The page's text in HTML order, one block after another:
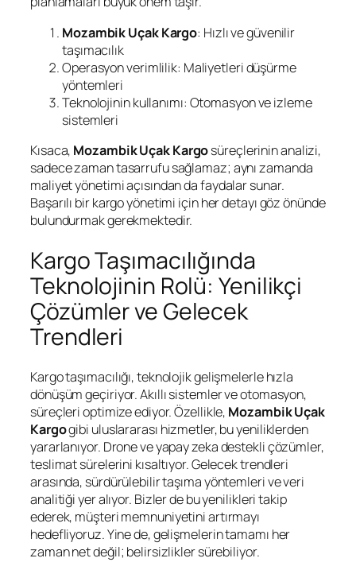
Mozambik Uçak Kargo: Hızlı ve güvenilir
taşımacılık
Operasyon verimlilik: Maliyetleri düşürme
yöntemleri
Teknolojinin kullanımı: Otomasyon ve izleme
sistemleri
Kısaca, Mozambik Uçak Kargosüreçlerinin analizi,
sadece zaman tasarrufu sağlamaz; aynı zamanda
maliyet yönetimi açısından da faydalar sunar.
Başarılı bir kargo yönetimi için her detayı göz önünde
bulundurmak gerekmektedir.
Kargo Taşımacılığında
Teknolojinin Rolü: Yenilikçi
Çözümler ve Gelecek
Trendleri
Kargo taşımacılığı, teknolojik gelişmelerle hızla
dönüşüm geçiriyor. Akıllı sistemler ve otomasyon,
süreçleri optimize ediyor. Özellikle, Mozambik Uçak
Kargogibi uluslararası hizmetler, bu yeniliklerden
yararlanıyor. Drone ve yapay zeka destekli çözümler,
teslimat sürelerini kısaltıyor. Gelecek trendleri
arasında, sürdürülebilir taşıma yöntemleri ve veri
analitiği yer alıyor. Bizler de bu yenilikleri takip
ederek, müşteri memnuniyetini artırmayı
hedefliyoruz. Yine de, gelişmelerin tamamı her
zaman net değil; belirsizlikler sürebiliyor.